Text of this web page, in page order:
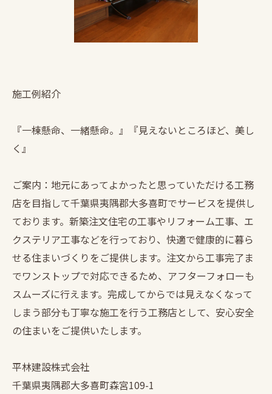
施工例紹介
『一棟懸命、一緒懸命。』『見えないところほど、美し
く』
ご案内：地元にあってよかったと思っていただける工務
店を目指して千葉県夷隅郡大多喜町でサービスを提供し
ております。新築注文住宅の工事やリフォーム工事、エ
クステリア工事などを行っており、快適で健康的に暮ら
せる住まいづくりをご提供します。注文から工事完了ま
でワンストップで対応できるため、アフターフォローも
スムーズに行えます。完成してからでは見えなくなって
しまう部分も丁寧な施工を行う工務店として、安心安全
の住まいをご提供いたします。
平林建設株式会社
千葉県夷隅郡大多喜町森宮109-1